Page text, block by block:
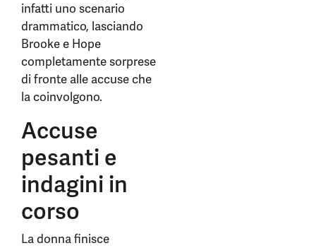
infatti uno scenario
drammatico, lasciando
Brooke e Hope
completamente sorprese
di fronte alle accuse che
la coinvolgono.
Accuse
pesanti e
indagini in
corso
La donna finisce